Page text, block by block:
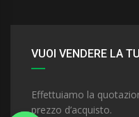
VUOI VENDERE LA
Effettuiamo la
prezzo d’acquisto.